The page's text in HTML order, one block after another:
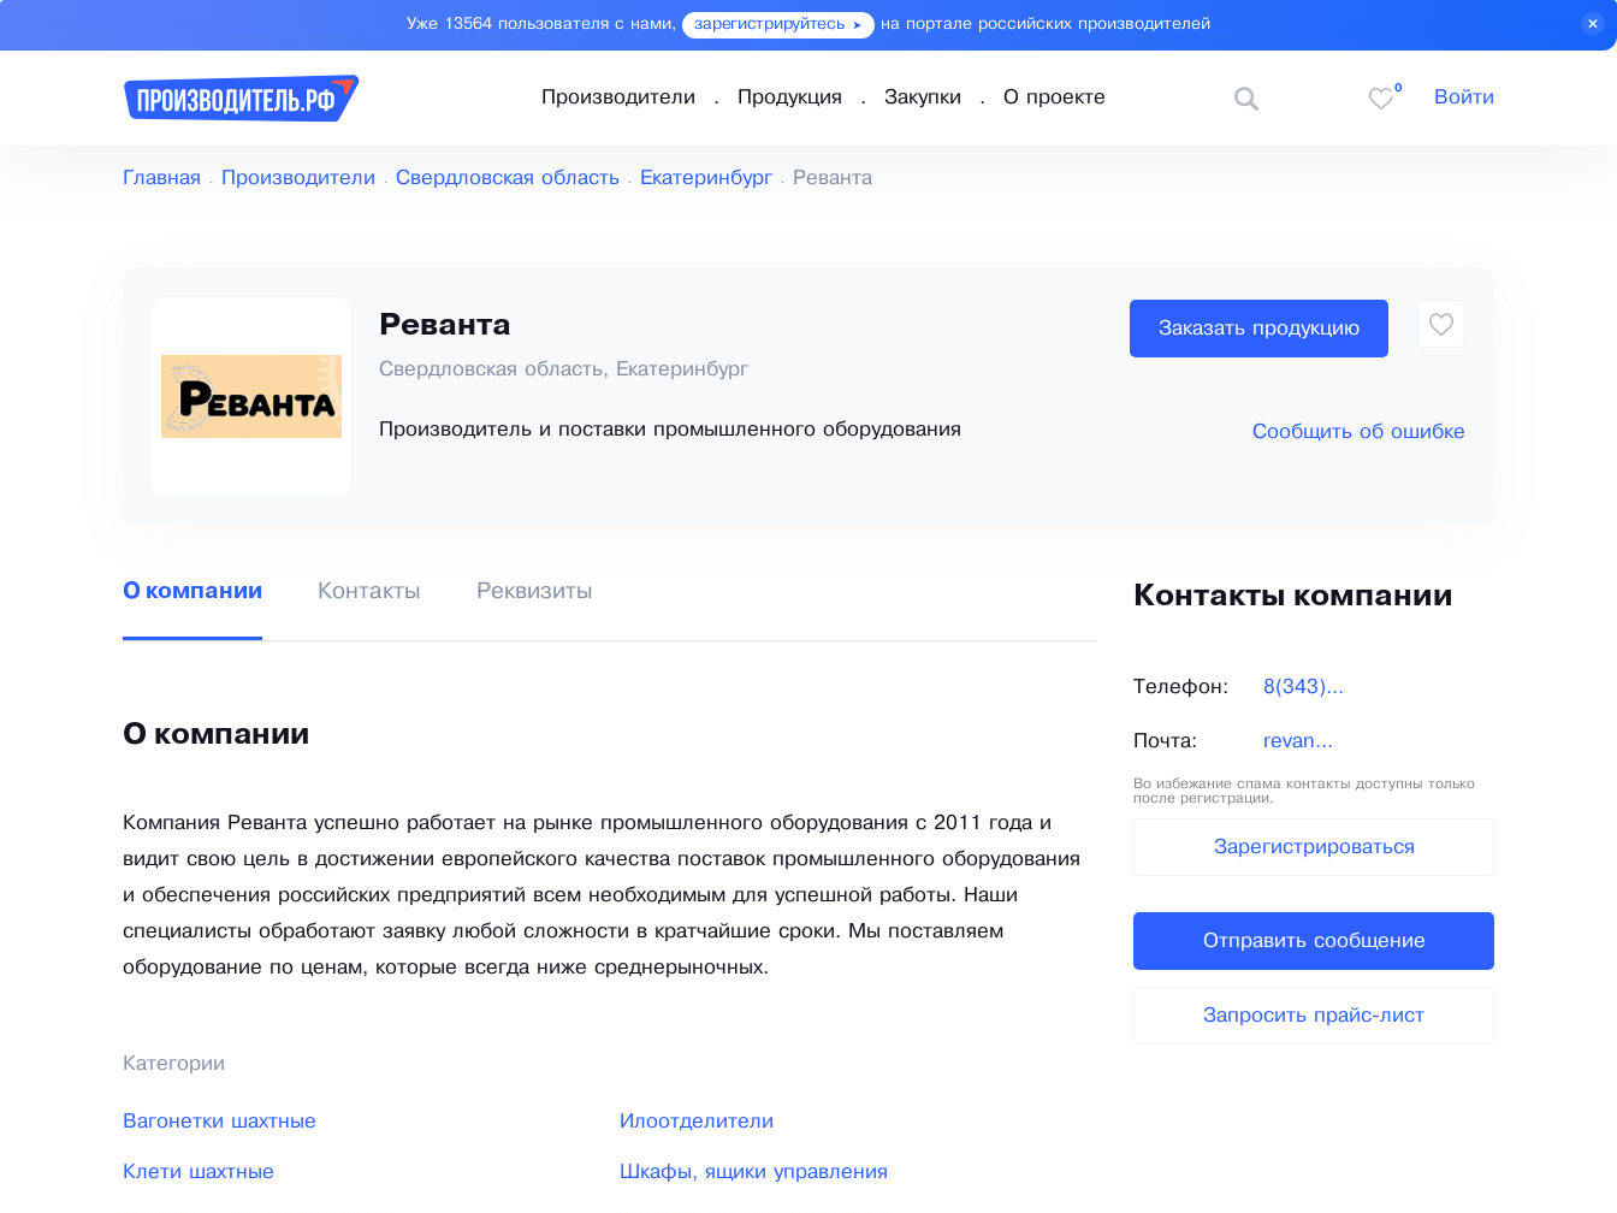
Уже 13564 пользователя с нами, зарегистрируйтесь на портале российских производителей
Производители Продукция Закупки О проекте
0
Войти
Главная Производители Свердловская область Екатеринбург Реванта
Реванта
Свердловская область, Екатеринбург
Производитель и поставки промышленного оборудования
Заказать продукцию
Сообщить об ошибке
О компании Контакты Реквизиты
О компании
Компания Реванта успешно работает на рынке промышленного оборудования с 2011 года и
видит свою цель в достижении европейского качества поставок промышленного оборудования
и обеспечения российских предприятий всем необходимым для успешной работы. Наши
специалисты обработают заявку любой сложности в кратчайшие сроки. Мы поставляем
оборудование по ценам, которые всегда ниже среднерыночных.
Категории
Вагонетки шахтные Илоотделители
Клети шахтные Шкафы, ящики управления
Контакты компании
Телефон: 8(343)...
Почта: revan...
Во избежание спама контакты доступны только
после регистрации.
Зарегистрироваться
Отправить сообщение
Запросить прайс-лист